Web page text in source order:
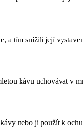
a tím snížili její
kávu uchovávat v
nebo ji použít k